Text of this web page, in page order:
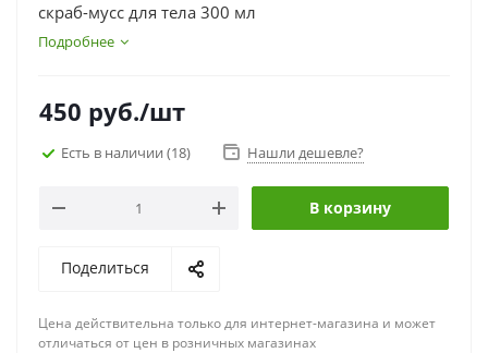
скраб-мусс для тела 300 мл
Подробнее
450 руб./шт
Есть в наличии (18) Нашли дешевле?
В корзину
Поделиться
Цена действительна только для интернет-магазина и может
отличаться от цен в розничных магазинах